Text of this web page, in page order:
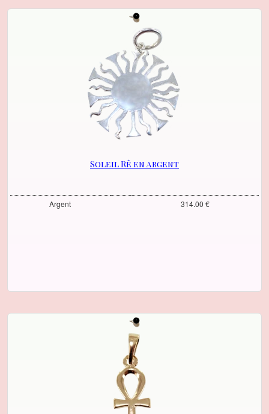
Soleil Rê en argent
Argent 314.00 €